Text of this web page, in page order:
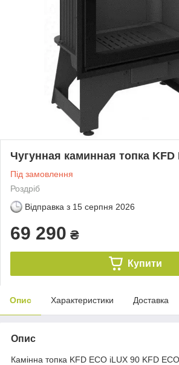
Чугунная каминная топка KFD
Під замовлення
Роздріб
Відправка з 15 серпня 2026
69 290 ₴
Купити
Опис Характеристики Доставка
Опис
Камінна топка KFD ECO iLUX 90 KFD